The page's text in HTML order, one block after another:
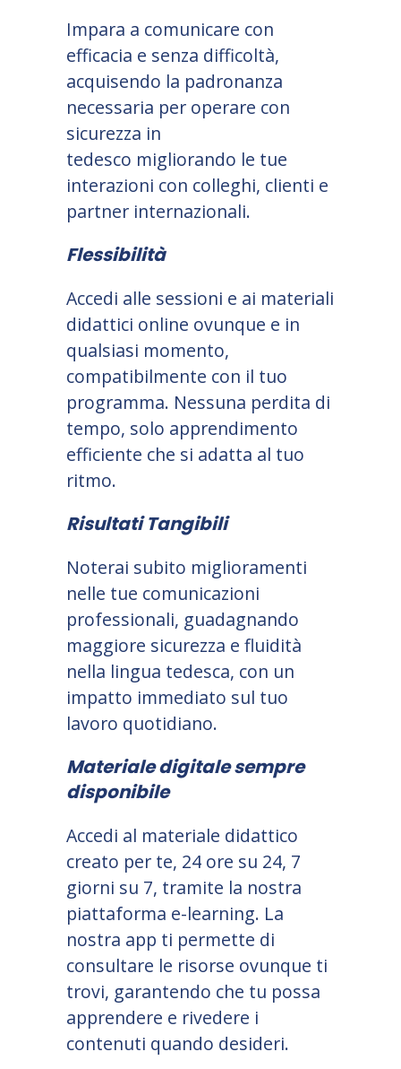
Impara a comunicare con
efficacia e senza difficoltà,
acquisendo la padronanza
necessaria per operare con
sicurezza in
tedesco migliorando le tue
interazioni con colleghi, clienti e
partner internazionali.
Flessibilità
Accedi alle sessioni e ai materiali
didattici online ovunque e in
qualsiasi momento,
compatibilmente con il tuo
programma. Nessuna perdita di
tempo, solo apprendimento
efficiente che si adatta al tuo
ritmo.
Risultati Tangibili
Noterai subito miglioramenti
nelle tue comunicazioni
professionali, guadagnando
maggiore sicurezza e fluidità
nella lingua tedesca, con un
impatto immediato sul tuo
lavoro quotidiano.
Materiale digitale sempre
disponibile
Accedi al materiale didattico
creato per te, 24 ore su 24, 7
giorni su 7, tramite la nostra
piattaforma e-learning. La
nostra app ti permette di
consultare le risorse ovunque ti
trovi, garantendo che tu possa
apprendere e rivedere i
contenuti quando desideri.